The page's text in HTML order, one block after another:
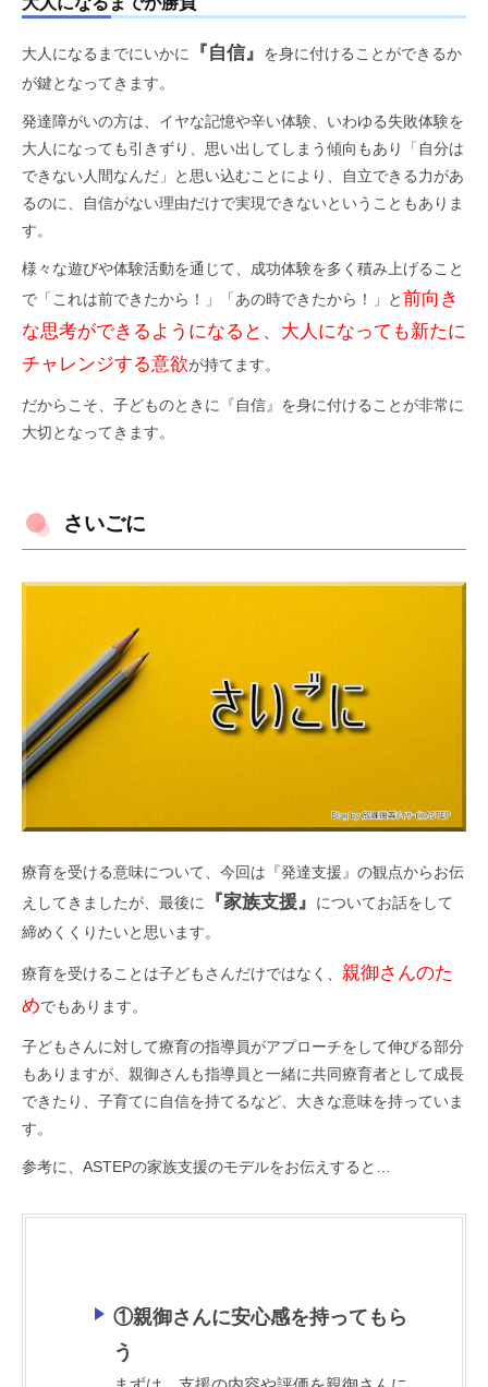
大人になるまでにいかに 『自信』
を身に付けることができるか
が鍵となってきます。
発達障がいの方は、イヤな記憶や辛い体験、いわゆる失敗体験を
大人になっても引きずり、思い出してしまう傾向もあり「自分は
できない人間なんだ」と思い込むことにより、自立できる力があ
るのに、自信がない理由だけで実現できないということもありま
す。
様々な遊びや体験活動を通じて、成功体験を多く積み上げること
で「これは前できたから！」「あの時できたから！」と前向き
な思考ができるようになると、大人になっても新たに
チャレンジする意欲が持てます。
だからこそ、子どものときに『自信』を身に付けることが非常に
大切となってきます。
さいごに
療育を受ける意味について、今回は『発達支援』の観点からお伝
えしてきましたが、最後に
『家族支援』
についてお話をして
締めくくりたいと思います。
療育を受けることは子どもさんだけではなく、 親御さんのた
めでもあります。
子どもさんに対して療育の指導員がアプローチをして伸びる部分
もありますが、親御さんも指導員と一緒に共同療育者として成長
できたり、子育てに自信を持てるなど、大きな意味を持っていま
す。
参考に、ASTEPの家族支援のモデルをお伝えすると…
①親御さんに安心感を持ってもら
う